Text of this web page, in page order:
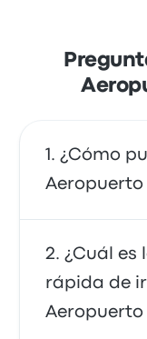
¿Cómo
Puedes ir en
directo al
taxi o utilizar
compartido.
¿Cuál es
rápida de